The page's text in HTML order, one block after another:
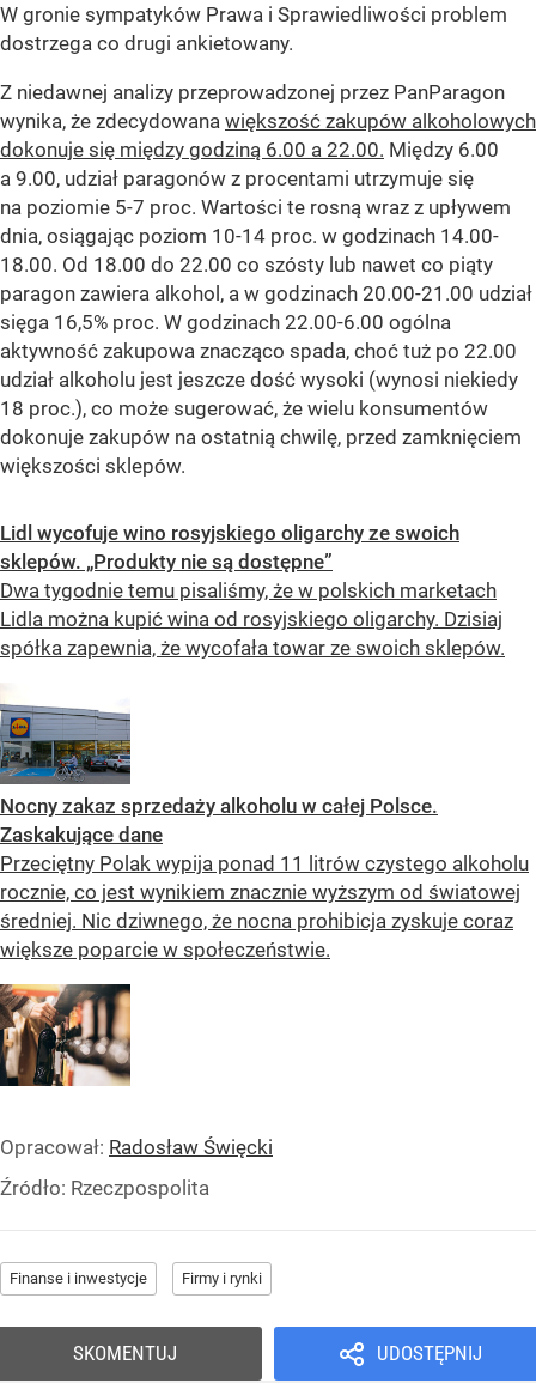
W gronie sympatyków Prawa i Sprawiedliwości problem
dostrzega co drugi ankietowany.
Z niedawnej analizy przeprowadzonej przez PanParagon
wynika, że zdecydowana większość zakupów alkoholowych
dokonuje się między godziną 6.00 a 22.00. Między 6.00
a 9.00, udział paragonów z procentami utrzymuje się
na poziomie 5-7 proc. Wartości te rosną wraz z upływem
dnia, osiągając poziom 10-14 proc. w godzinach 14.00-
18.00. Od 18.00 do 22.00 co szósty lub nawet co piąty
paragon zawiera alkohol, a w godzinach 20.00-21.00 udział
sięga 16,5% proc. W godzinach 22.00-6.00 ogólna
aktywność zakupowa znacząco spada, choć tuż po 22.00
udział alkoholu jest jeszcze dość wysoki (wynosi niekiedy
18 proc.), co może sugerować, że wielu konsumentów
dokonuje zakupów na ostatnią chwilę, przed zamknięciem
większości sklepów.
Lidl wycofuje wino rosyjskiego oligarchy ze swoich
sklepów. „Produkty nie są dostępne”
Dwa tygodnie temu pisaliśmy, że w polskich marketach
Lidla można kupić wina od rosyjskiego oligarchy. Dzisiaj
spółka zapewnia, że wycofała towar ze swoich sklepów.
Nocny zakaz sprzedaży alkoholu w całej Polsce.
Zaskakujące dane
Przeciętny Polak wypija ponad 11 litrów czystego alkoholu
rocznie, co jest wynikiem znacznie wyższym od światowej
średniej. Nic dziwnego, że nocna prohibicja zyskuje coraz
większe poparcie w społeczeństwie.
Opracował: Radosław Święcki
Źródło: Rzeczpospolita
Finanse i inwestycje Firmy i rynki
UDOSTĘPNIJ
SKOMENTUJ